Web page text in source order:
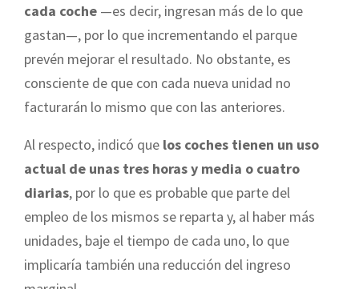
cada coche —es decir, ingresan más de lo que
gastan—, por lo que incrementando el parque
prevén mejorar el resultado. No obstante, es
consciente de que con cada nueva unidad no
facturarán lo mismo que con las anteriores.
Al respecto, indicó que los coches tienen un uso
actual de unas tres horas y media o cuatro
diarias, por lo que es probable que parte del
empleo de los mismos se reparta y, al haber más
unidades, baje el tiempo de cada uno, lo que
implicaría también una reducción del ingreso